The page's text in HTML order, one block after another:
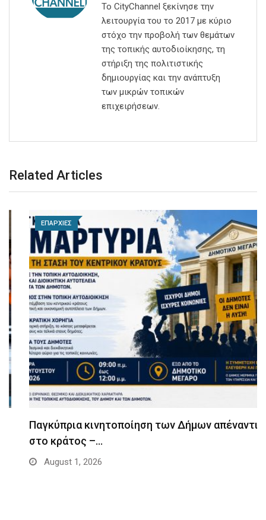
Το CityChannel ξεκίνησε την
λειτουργία του το 2017 με κύριο
στόχο την προβολή των θεμάτων
της τοπικής αυτοδιοίκησης, τη
στήριξη της πολιτιστικής
δημιουργίας και την ανάπτυξη
των μικρών τοπικών
επιχειρήσεων.
Related Articles
ΕΠΑΡΧΙΕΣ
Παγκύπρια κινητοποίηση των Δήμων απέναντι
στο κράτος –…
August 1, 2026